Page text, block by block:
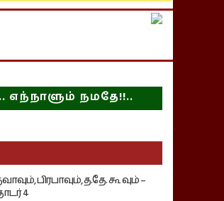
எந்நாளும் நமதே!!..
பிரபாவும், த.தே. கூ வும் –
4